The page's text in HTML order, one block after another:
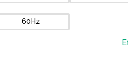
60Hz